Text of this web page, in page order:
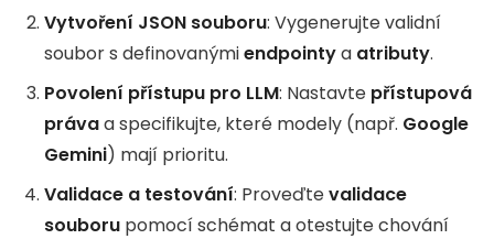
Vytvoření JSON souboru: Vygenerujte validní
soubor s definovanýmiendpointya atributy.
Povolení přístupu pro LLM: Nastavte přístupová
právaa specifikujte, které modely (např. Google
Gemini) mají prioritu.
Validace a testování: Proveďtevalidace
souboru pomocí schémat a otestujte chování